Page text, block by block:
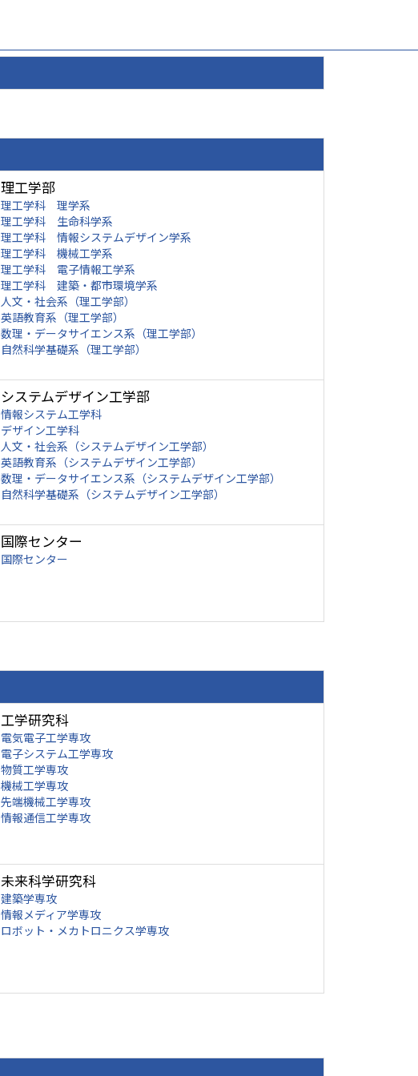
理工学部
理工学科 理学系
理工学科 生命科学系
理工学科 情報システムデザイン学系
理工学科 機械工学系
理工学科 電子情報工学系
理工学科 建築・都市環境学系
人文・社会系（理工学部）
英語教育系（理工学部）
数理・データサイエンス系（理工学部）
自然科学基礎系（理工学部）
システムデザイン工学部
情報システム工学科
デザイン工学科
人文・社会系（システムデザイン工学部）
英語教育系（システムデザイン工学部）
数理・データサイエンス系（システムデザイン工学部）
自然科学基礎系（システムデザイン工学部）
国際センター
国際センター
工学研究科
電気電子工学専攻
電子システム工学専攻
物質工学専攻
機械工学専攻
先端機械工学専攻
情報通信工学専攻
未来科学研究科
建築学専攻
情報メディア学専攻
ロボット・メカトロニクス学専攻